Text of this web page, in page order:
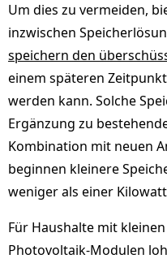
Um dies zu vermeiden,
inzwischen
speichern den
einem späteren
werden kann. Solche
Ergänzung zu
Kombination mit neuen
beginnen kleinere
weniger als einer
Für Haushalte mit
Photovoltaik-Modulen